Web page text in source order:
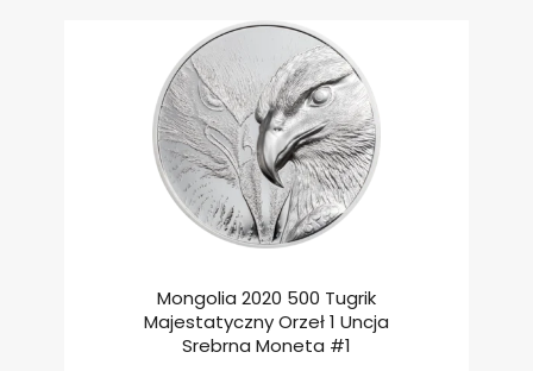
Mongolia 2020 500 Tugrik
Majestatyczny Orzeł 1 Uncja
Srebrna Moneta #1